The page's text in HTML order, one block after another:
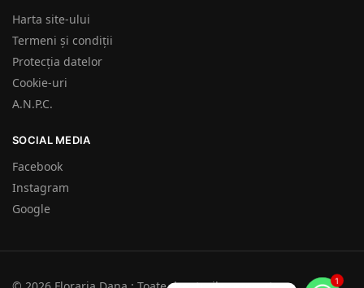
Harta site-ului
Termeni și condiții
Protecția datelor
Cookie-uri
A.N.P.C.
SOCIAL MEDIA
Facebook
Instagram
Google
1